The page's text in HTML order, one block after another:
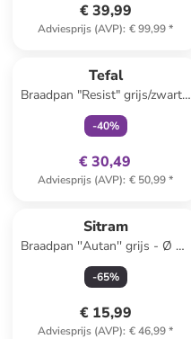
€ 39,99
Adviesprijs (AVP): € 99,99*
Tefal
Braadpan "Resist" grijs/zwart -
Ø 32 cm
-40%
€ 30,49
Adviesprijs (AVP): € 50,99*
Sitram
Braadpan ''Autan'' grijs - Ø 32
cm
-65%
€ 15,99
Adviesprijs (AVP): € 46,99*